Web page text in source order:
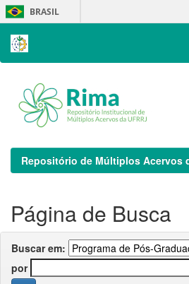
Skip
navigation
BRASIL
Repositório de Múltiplos Acervos
Página de Busca
Buscar em:
por